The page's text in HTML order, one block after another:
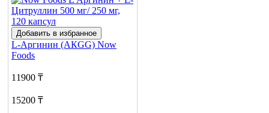
Добавить в избранное
L-Аргинин (АКGG) Now
Foods
11900 ₸
15200 ₸